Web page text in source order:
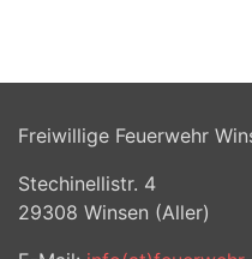
Freiwillige Feuerwehr
Stechinellistr. 4
29308 Winsen (Aller)